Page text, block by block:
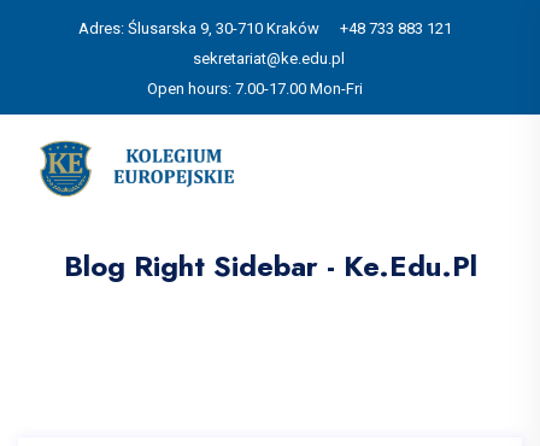
Adres: Ślusarska 9, 30-710 Kraków
+48 733 883 121
sekretariat@ke.edu.pl
Open hours: 7.00-17.00 Mon-Fri
Blog Right Sidebar - Ke.edu.pl